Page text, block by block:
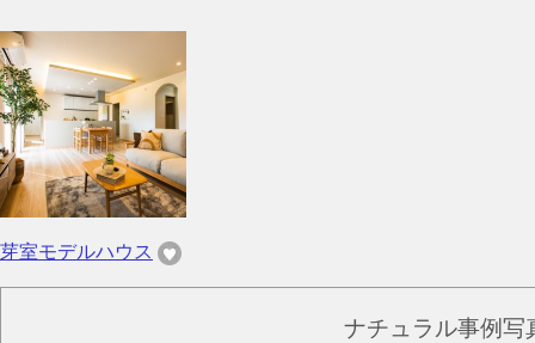
芽室モデルハウス
ナチュラル事例写